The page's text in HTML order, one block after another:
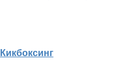
Кикбоксинг